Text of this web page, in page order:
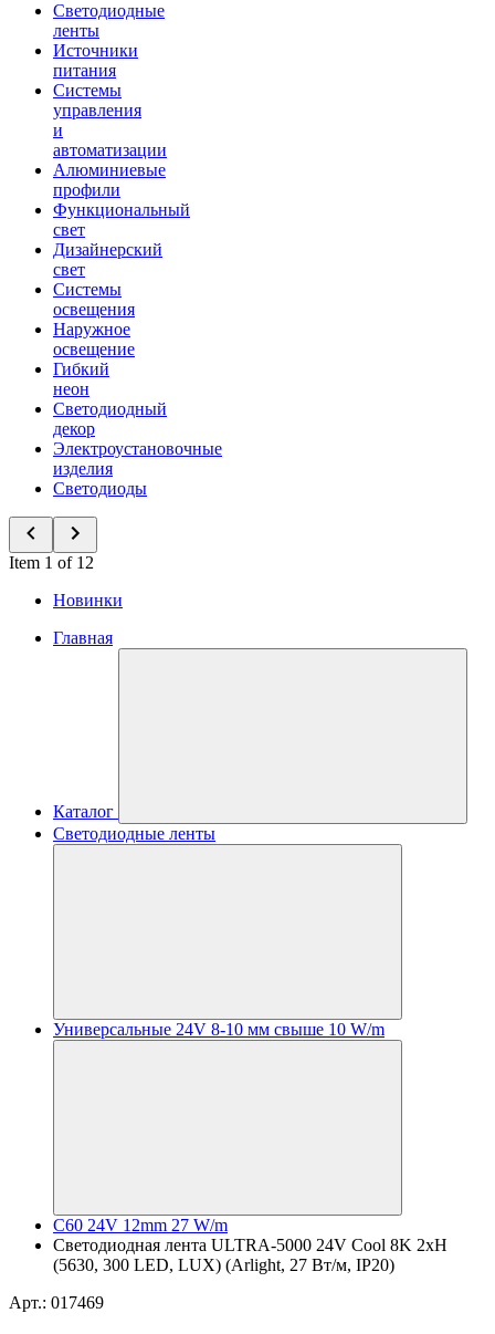
Светодиодные
ленты
Источники
питания
Системы
управления
и
автоматизации
Алюминиевые
профили
Функциональный
свет
Дизайнерский
свет
Системы
освещения
Наружное
освещение
Гибкий
неон
Светодиодный
декор
Электроустановочные
изделия
Светодиоды
Item 1 of 12
Новинки
Главная
Каталог
Светодиодные ленты
Универсальные 24V 8-10 мм свыше 10 W/m
C60 24V 12mm 27 W/m
Светодиодная лента ULTRA-5000 24V Cool 8K 2xH
(5630, 300 LED, LUX) (Arlight, 27 Вт/м, IP20)
Арт.: 017469